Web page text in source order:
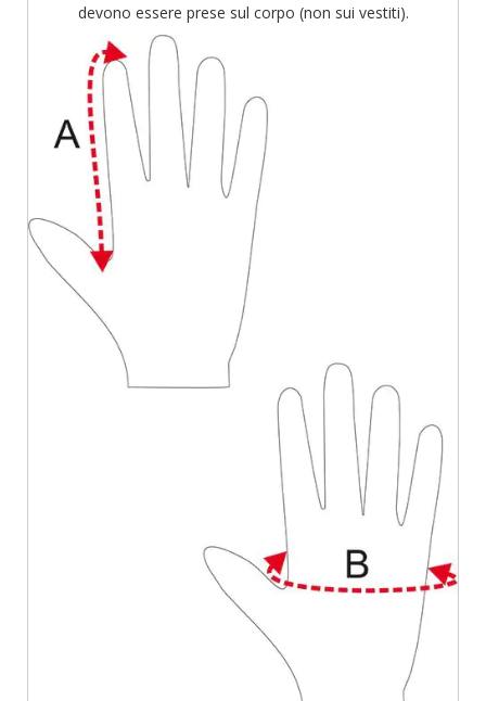
devono essere prese sul corpo (non sui vestiti).